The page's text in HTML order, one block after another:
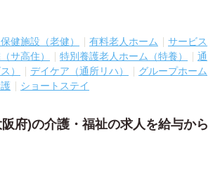
健施設（老健） 有料老人ホーム
サービス
サ高住）
特別養護老人ホーム（特養）
通
）
デイケア（通所リハ）
グループホーム
ショートステイ
府)の介護・福祉の求人を給与から